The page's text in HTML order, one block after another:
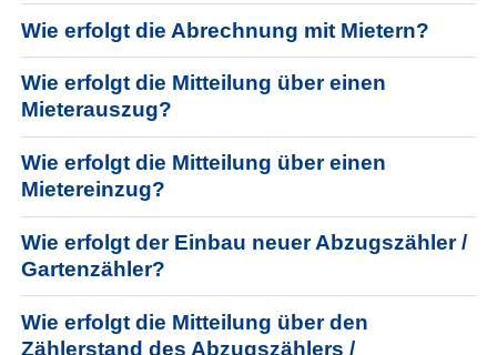
Downloads
Externe Internetseite
Sitzungsinfo
Kontakt
Impressum
Datenschutz
Wie erfolgt die Abrechnung mit Mietern?
Wie erfolgt die Mitteilung über einen
Mieterauszug?
Wie erfolgt die Mitteilung über einen
Mietereinzug?
Wie erfolgt der Einbau neuer Abzugszähler /
Gartenzähler?
Wie erfolgt die Mitteilung über den
Zählerstand des Abzugszählers /